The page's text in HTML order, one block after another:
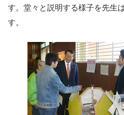
す。堂々と説明する様子を先生
す。